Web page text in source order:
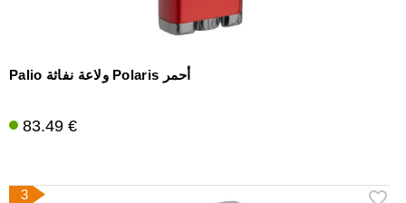
Palio ولاعة نفاثة Polaris أحمر
83.49 €
3